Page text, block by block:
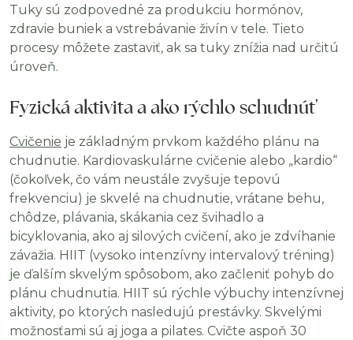
Tuky sú zodpovedné za produkciu hormónov,
zdravie buniek a vstrebávanie živín v tele. Tieto
procesy môžete zastaviť, ak sa tuky znížia nad určitú
úroveň.
Fyzická aktivita a ako rýchlo schudnúť
Cvičenie je základným prvkom každého plánu na
chudnutie. Kardiovaskulárne cvičenie alebo „kardio“
(čokoľvek, čo vám neustále zvyšuje tepovú
frekvenciu) je skvelé na chudnutie, vrátane behu,
chôdze, plávania, skákania cez švihadlo a
bicyklovania, ako aj silových cvičení, ako je zdvíhanie
závažia. HIIT (vysoko intenzívny intervalový tréning)
je ďalším skvelým spôsobom, ako začleniť pohyb do
plánu chudnutia. HIIT sú rýchle výbuchy intenzívnej
aktivity, po ktorých nasledujú prestávky. Skvelými
možnosťami sú aj joga a pilates. Cvičte aspoň 30